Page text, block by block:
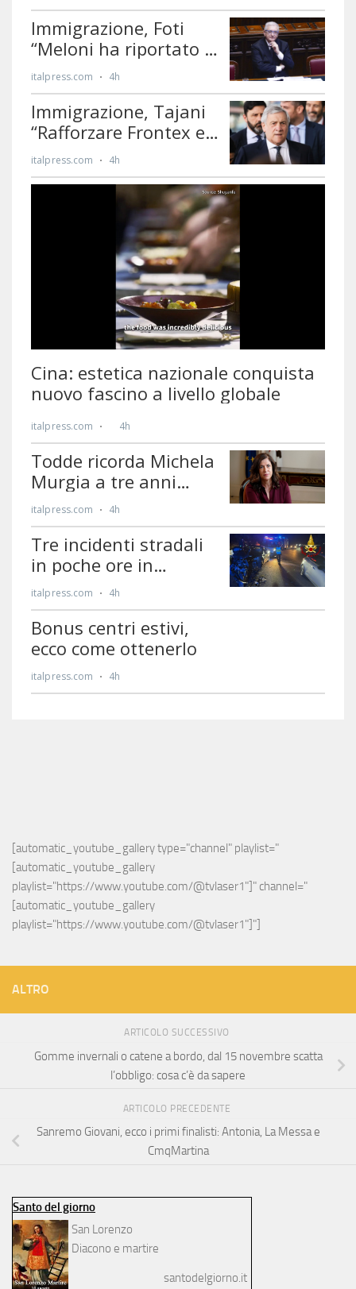
[automatic_youtube_gallery type="channel" playlist="
[automatic_youtube_gallery
playlist="https://www.youtube.com/@tvlaser1"]" channel="
[automatic_youtube_gallery
playlist="https://www.youtube.com/@tvlaser1"]"]
ALTRO
ARTICOLO SUCCESSIVO
Gomme invernali o catene a bordo, dal 15 novembre scatta
l’obbligo: cosa c’è da sapere
ARTICOLO PRECEDENTE
Sanremo Giovani, ecco i primi finalisti: Antonia, La Messa e
CmqMartina
Santo del giorno
San Lorenzo
Diacono e martire
santodelgiorno.it